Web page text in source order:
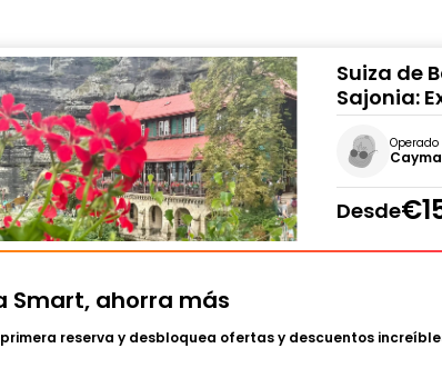
Suiza de
Sajonia:
Operado
Desde
Smart, ahorra más
reserva y desbloquea ofertas y descuentos